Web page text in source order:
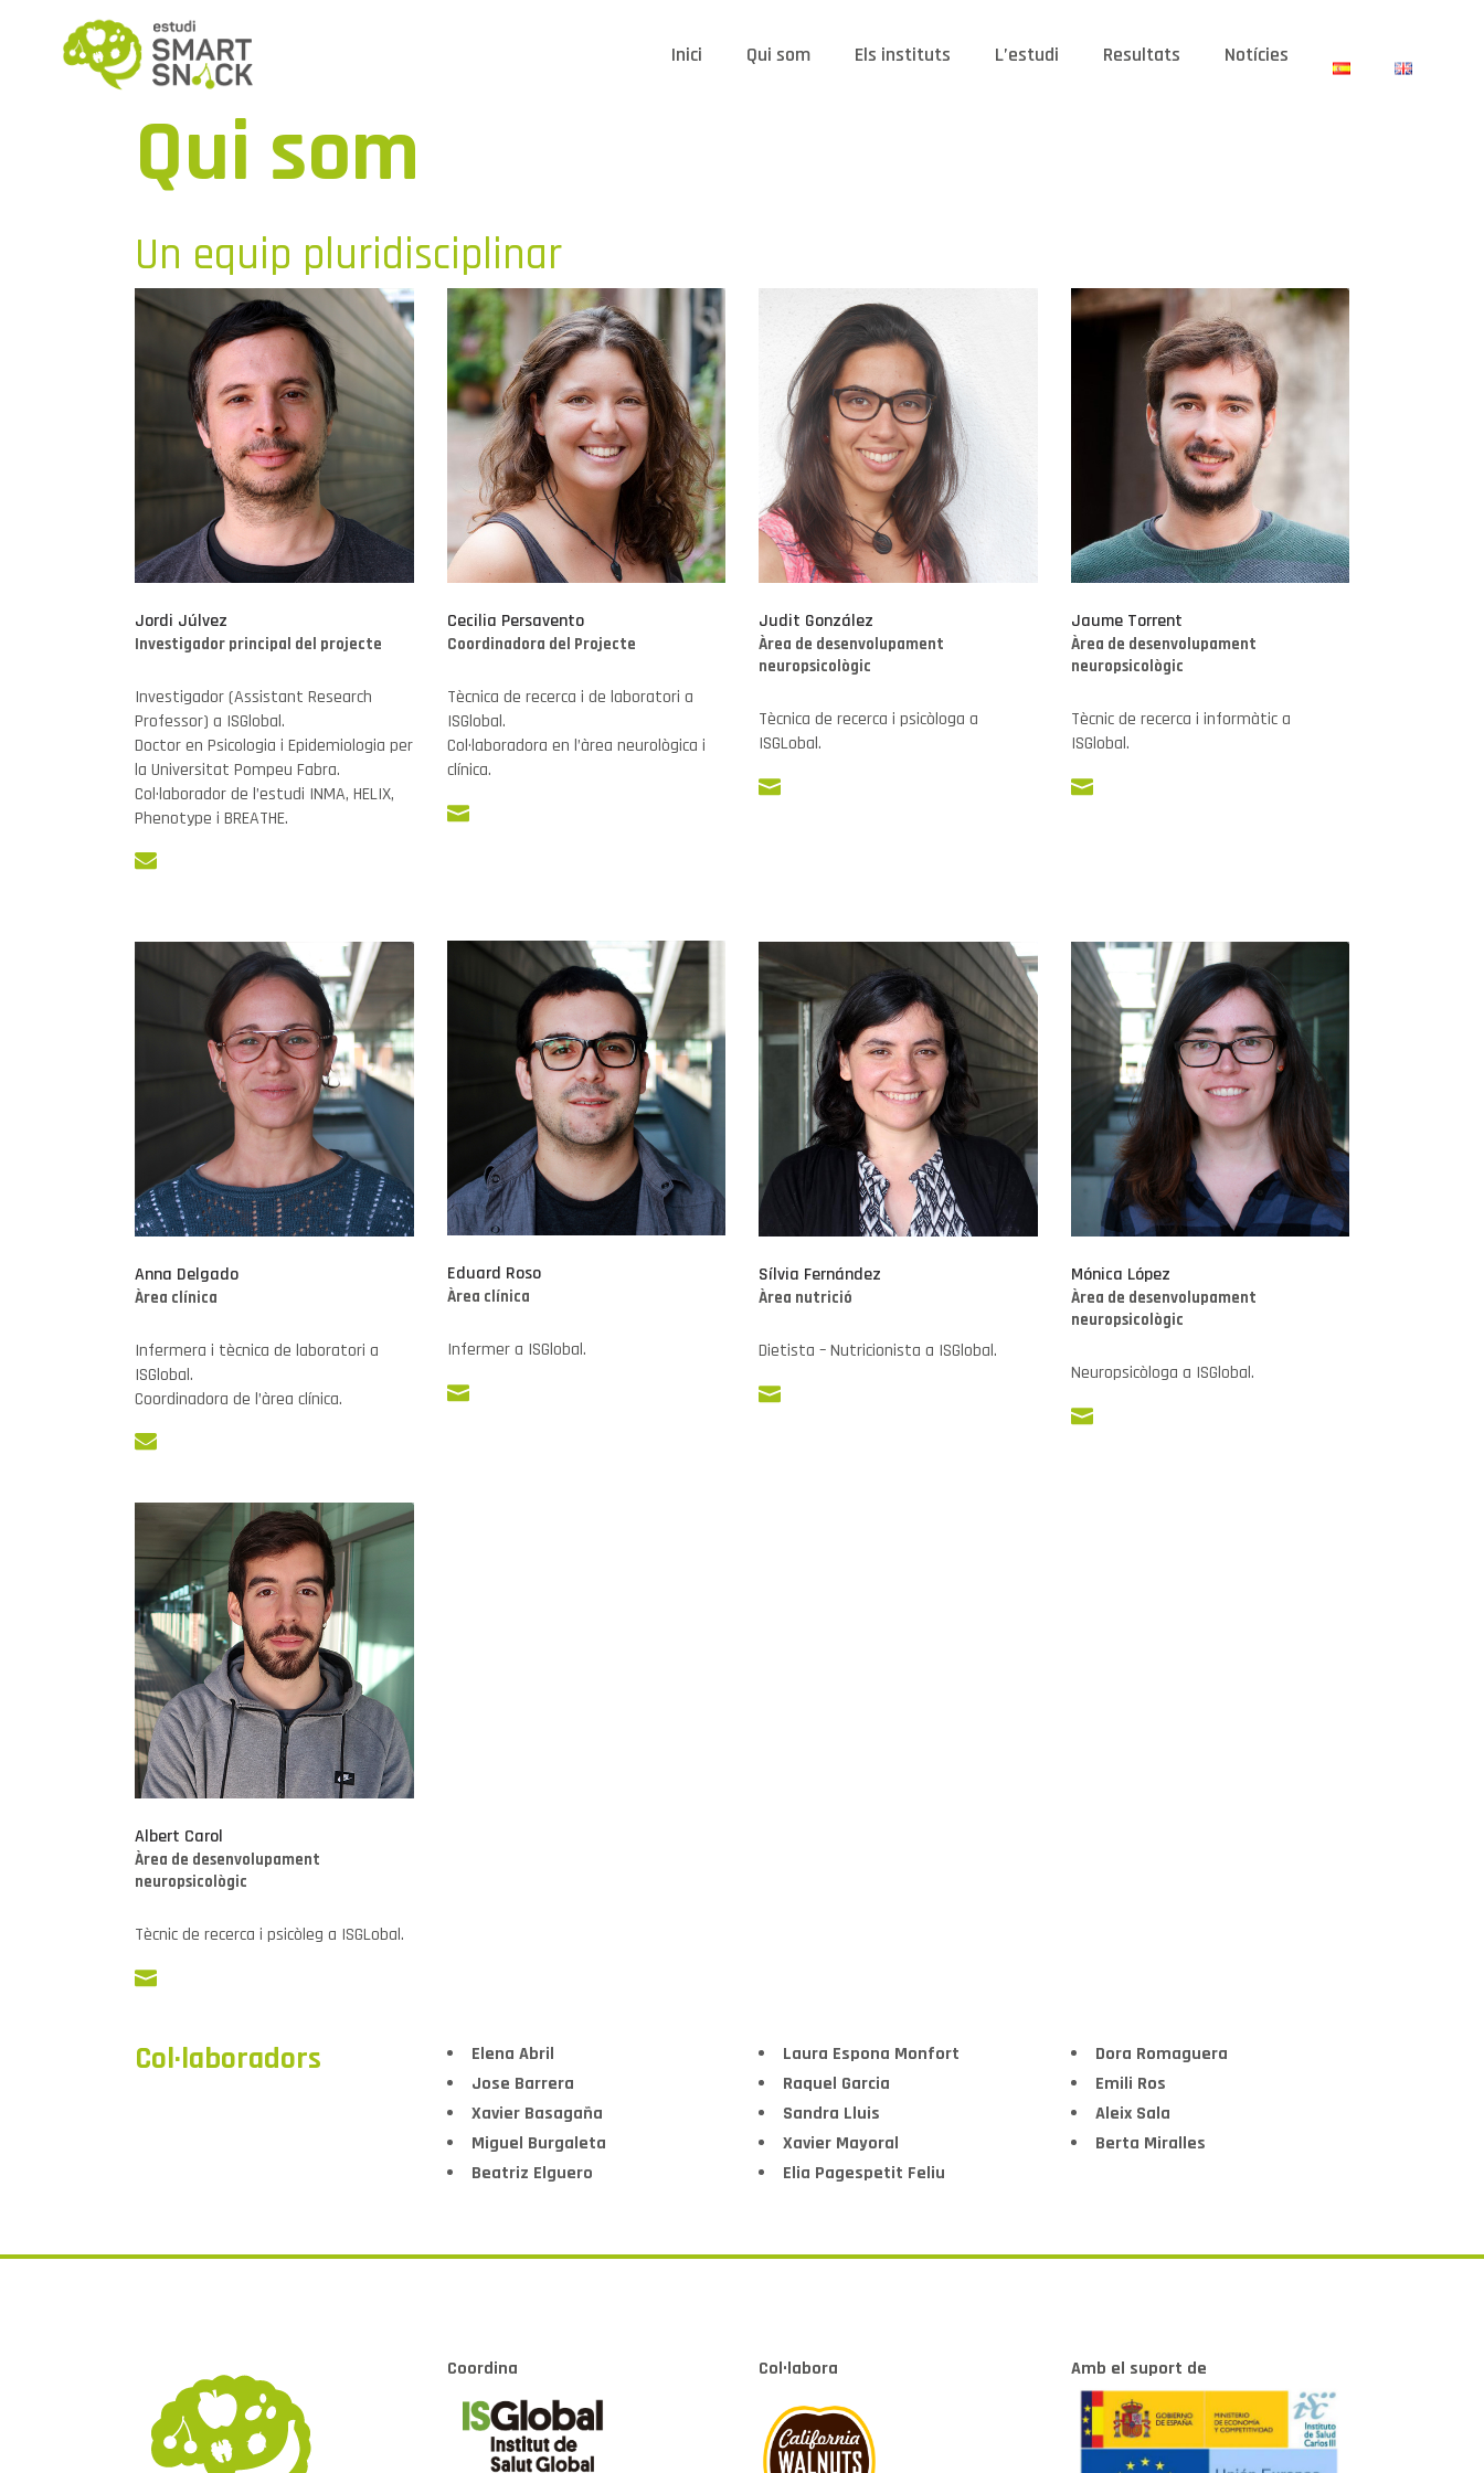
Inici Qui som Els instituts L’estudi Resultats Notícies
Qui som
Un equip pluridisciplinar
Jordi Júlvez
Investigador principal del projecte
Investigador (Assistant Research
Professor) a ISGlobal.
Doctor en Psicologia i Epidemiologia per
la Universitat Pompeu Fabra.
Col·laborador de l’estudi INMA, HELIX,
Phenotype i BREATHE.
Anna Delgado
Àrea clínica
Infermera i tècnica de laboratori a
ISGlobal.
Coordinadora de l’àrea clínica.
Albert Carol
Àrea de desenvolupament
neuropsicològic
Tècnic de recerca i psicòleg a ISGLobal.
Cecilia Persavento
Coordinadora del Projecte
Tècnica de recerca i de laboratori a
ISGlobal.
Col·laboradora en l’àrea neurològica i
clínica.
Eduard Roso
Àrea clínica
Infermer a ISGlobal.
Judit González
Àrea de desenvolupament
neuropsicològic
Tècnica de recerca i psicòloga a
ISGLobal.
Sílvia Fernández
Àrea nutrició
Dietista – Nutricionista a ISGlobal.
Jaume Torrent
Àrea de desenvolupament
neuropsicològic
Tècnic de recerca i informàtic a
ISGlobal.
Mónica López
Àrea de desenvolupament
neuropsicològic
Neuropsicòloga a ISGlobal.
Col·laboradors
Elena Abril
Jose Barrera
Xavier Basagaña
Miguel Burgaleta
Beatriz Elguero
Laura Espona Monfort
Raquel Garcia
Sandra Lluis
Xavier Mayoral
Elia Pagespetit Feliu
Dora Romaguera
Emili Ros
Aleix Sala
Berta Miralles
Coordina Col·labora Amb el suport de